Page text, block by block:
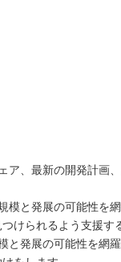
ア、最新の開発計画
模と発展の可能性を
けられるよう支援す
と発展の可能性を網